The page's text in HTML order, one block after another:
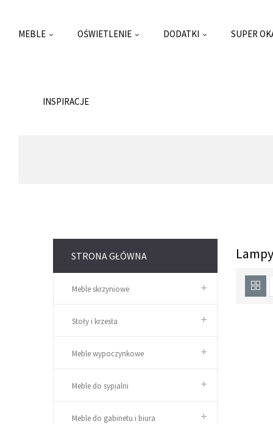
MEBLE OŚWIETLENIE DODATKI SUPER
INSPIRACJE
STRONA GŁÓWNA
Meble skrzyniowe
Stoły i krzesła
Meble wypoczynkowe
Meble do sypialni
Meble do gabinetu i biura